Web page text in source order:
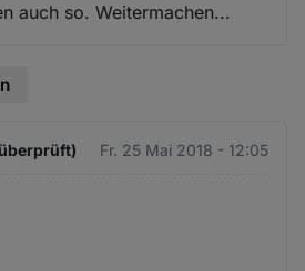
auch so. Weitermachen...
Fr. 25 Mai 2018 - 12:05